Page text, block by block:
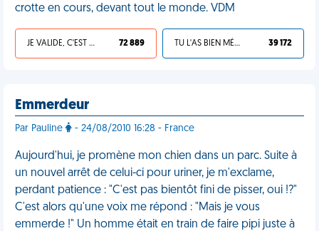
crotte en cours, devant tout le monde. VDM
JE VALIDE, C'EST UNE VDM 72 889 TU L'AS BIEN MÉRITÉ 39 172
Emmerdeur
Par Pauline - 24/08/2010 16:28 - France
Aujourd'hui, je promène mon chien dans un parc. Suite à
un nouvel arrêt de celui-ci pour uriner, je m'exclame,
perdant patience : "C'est pas bientôt fini de pisser, oui !?"
C'est alors qu'une voix me répond : "Mais je vous
emmerde !" Un homme était en train de faire pipi juste à